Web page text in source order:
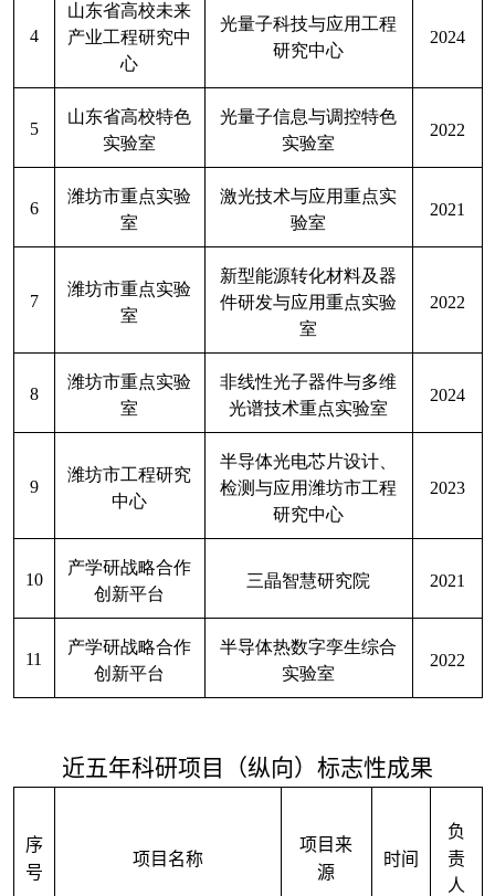
4
山东省高校未来
产业工程研究中
心
光量子科技与应用工程
研究中心
2024
5
山东省高校特色
实验室
光量子信息与调控特色
实验室
2022
6
潍坊市重点实验
室
激光技术与应用重点实
验室
2021
7
潍坊市重点实验
室
新型能源转化材料及器
件研发与应用重点实验
室
2022
8
潍坊市重点实验
室
非线性光子器件与多维
光谱技术重点实验室
2024
9
潍坊市工程研究
中心
半导体光电芯片设计、
检测与应用潍坊市工程
研究中心
2023
10
产学研战略合作
创新平台
三晶智慧研究院 2021
11
产学研战略合作
创新平台
半导体热数字孪生综合
实验室
2022
近五年科研项目（纵向）标志性成果
序
号
项目名称
项目来
源
时间
负
责
人